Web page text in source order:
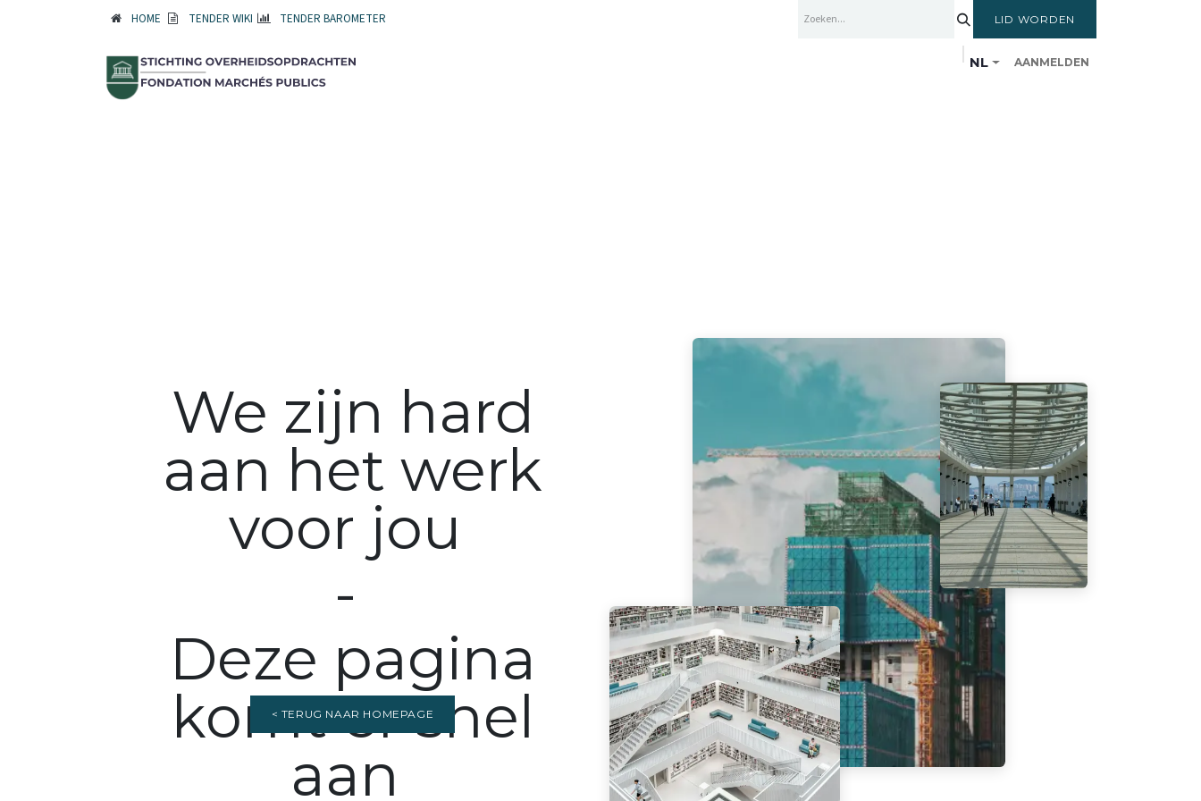
HOME TENDER WIKI TENDER BAROMETER LID WORDEN
NL AANMELDEN
< TERUG NAAR HOMEPAGE
We zijn hard
aan het werk
voor jou
-
Deze pagina
komt er snel
aan